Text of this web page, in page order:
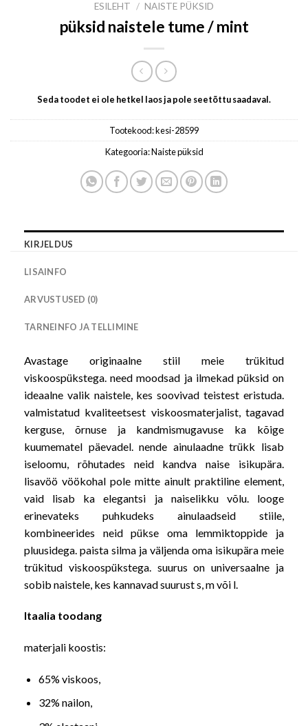
ESILEHT / NAISTE PÜKSID
püksid naistele tume / mint
Seda toodet ei ole hetkel laos ja pole seetõttu saadaval.
Tootekood:kesi-28599
Kategooria:Naiste püksid
KIRJELDUS
LISAINFO
ARVUSTUSED (0)
TARNEINFO JA TELLIMINE
Avastage originaalne stiil meie trükitud
viskoospükstega. need moodsad ja ilmekad püksid on
ideaalne valik naistele, kes soovivad teistest eristuda.
valmistatud kvaliteetsest viskoosmaterjalist, tagavad
kerguse, õrnuse ja kandmismugavuse ka kõige
kuumematel päevadel. nende ainulaadne trükk lisab
iseloomu, rõhutades neid kandva naise isikupära.
lisavöö vöökohal pole mitte ainult praktiline element,
vaid lisab ka elegantsi ja naiselikku võlu. looge
erinevateks puhkudeks ainulaadseid stiile,
kombineerides neid pükse oma lemmiktoppide ja
pluusidega. paista silma ja väljenda oma isikupära meie
trükitud viskoospükstega. suurus on universaalne ja
sobib naistele, kes kannavad suurust s, m või l.
Itaalia toodang
materjali koostis:
65% viskoos,
32% nailon,